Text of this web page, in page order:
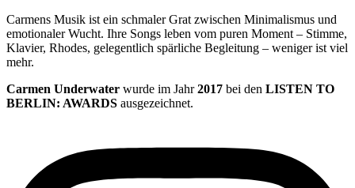
Carmens Musik ist ein schmaler Grat zwischen Minimalismus und
emotionaler Wucht. Ihre Songs leben vom puren Moment – Stimme,
Klavier, Rhodes, gelegentlich spärliche Begleitung – weniger ist viel
mehr.
Carmen Underwater wurde im Jahr2017 bei den LISTEN TO
BERLIN: AWARDS ausgezeichnet.